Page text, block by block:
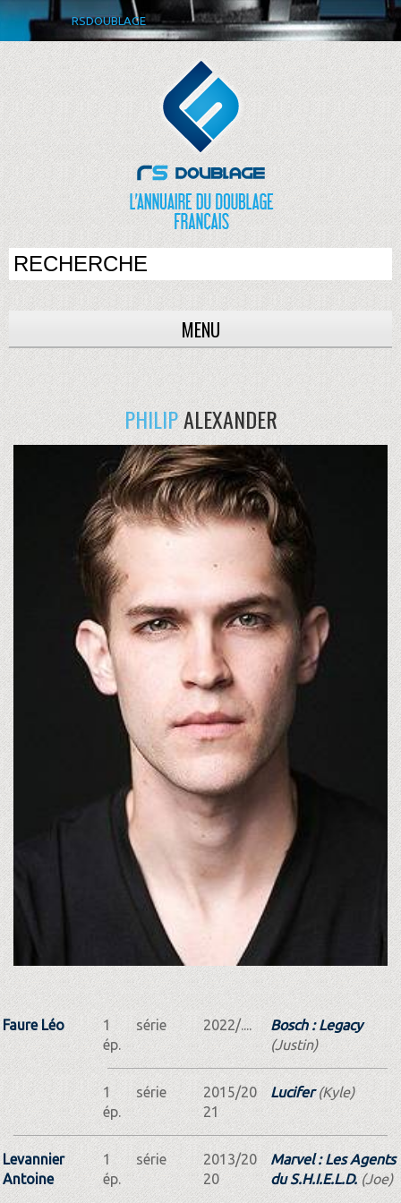
RSDOUBLAGE
MENU
PHILIPALEXANDER
Faure Léo
1
ép.
série 2022/....
Bosch : Legacy
(Justin)
1
ép.
série
2015/20
21
Lucifer(Kyle)
Levannier
Antoine
1
ép.
série
2013/20
20
Marvel : Les Agents
du S.H.I.E.L.D.(Joe)